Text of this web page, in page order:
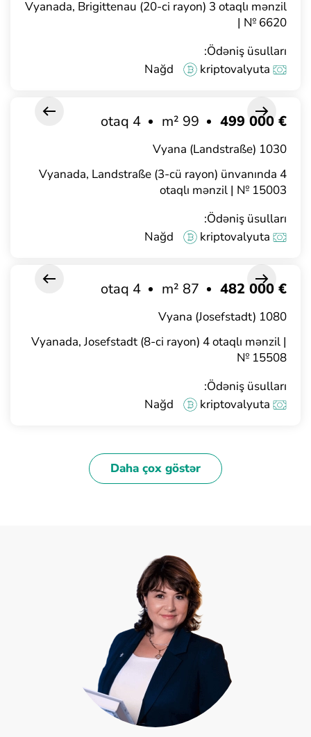
Vyanada, Brigittenau (20-ci rayon) 3 otaqlı mənzil
| № 6620
Ödəniş üsulları:
Nağd
kriptovalyuta
Vyanada, Landstraße (3-cü rayon) ünvanında 4
otaqlı mənzil | № 15003
€ 499 000
99 m²
4 otaq
1030 Vyana (Landstraße)
Ödəniş üsulları:
Nağd
kriptovalyuta
Vyanada, Josefstadt (8-ci rayon) 4 otaqlı mənzil |
№ 15508
€ 482 000
87 m²
4 otaq
1080 Vyana (Josefstadt)
Ödəniş üsulları:
Nağd
kriptovalyuta
Daha çox göstər